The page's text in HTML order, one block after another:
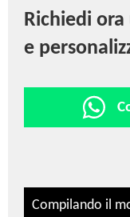
Richiedi
e
Compilando il